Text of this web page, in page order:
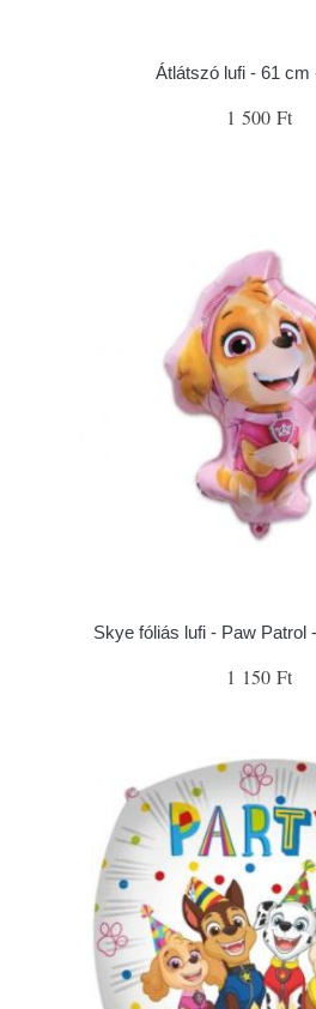
Átlátszó lufi - 61 cm
1 500 Ft
Skye fóliás lufi - Paw Patrol
1 150 Ft